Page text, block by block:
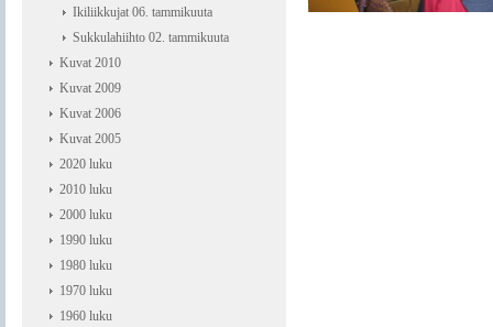
Ikiliikkujat 06. tammikuuta
Sukkulahiihto 02. tammikuuta
Kuvat 2010
Kuvat 2009
Kuvat 2006
Kuvat 2005
2020 luku
2010 luku
2000 luku
1990 luku
1980 luku
1970 luku
1960 luku